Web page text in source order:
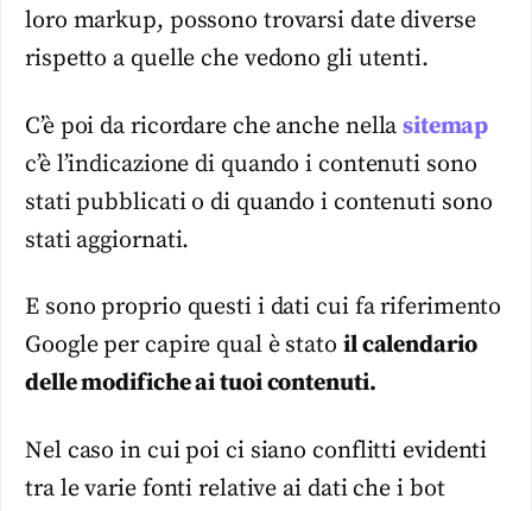
loro markup, possono trovarsi date diverse
rispetto a quelle che vedono gli utenti.
C’è poi da ricordare che anche nellasitemap
c’è l’indicazione di quando i contenuti sono
stati pubblicati o di quando i contenuti sono
stati aggiornati.
E sono proprio questi i dati cui fa riferimento
Google per capire qual è stato il calendario
delle modifiche ai tuoi contenuti.
Nel caso in cui poi ci siano conflitti evidenti
tra le varie fonti relative ai dati che i bot